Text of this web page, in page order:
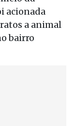
acionada
a animal
bairro